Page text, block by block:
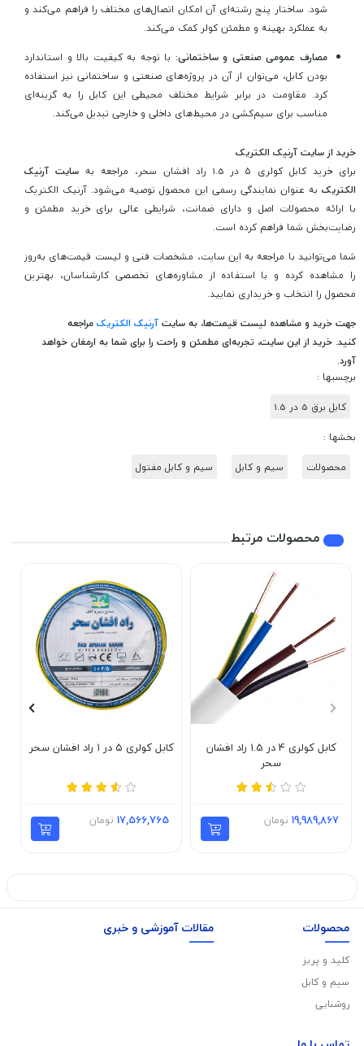
شود. ساختار پنج‌ رشته‌ای آن امکان اتصال‌های مختلف را فراهم می‌کند و
به عملکرد بهینه و مطمئن کولر کمک می‌کند.
مصارف عمومی صنعتی و ساختمانی: با توجه به کیفیت بالا و استاندارد
بودن کابل، می‌توان از آن در پروژه‌های صنعتی و ساختمانی نیز استفاده
کرد. مقاومت در برابر شرایط مختلف محیطی این کابل را به گزینه‌ای
مناسب برای سیم‌کشی در محیط‌های داخلی و خارجی تبدیل می‌کند.
خرید از سایت آرنیک الکتریک
برای خرید کابل کولری ۵ در 1.5 راد افشان سحر، مراجعه به
سایت آرنیک
الکتریک به عنوان نمایندگی رسمی این محصول توصیه می‌شود. آرنیک الکتریک
با ارائه محصولات اصل و دارای ضمانت، شرایطی عالی برای خرید مطمئن و
رضایت‌بخش شما فراهم کرده است.
شما می‌توانید با مراجعه به این سایت، مشخصات فنی و لیست قیمت‌های به‌روز
را مشاهده کرده و با استفاده از مشاوره‌های تخصصی کارشناسان، بهترین
محصول را انتخاب و خریداری نمایید.
جهت خرید و مشاهده لیست قیمت‌ها، به سایت آرنیک الکتریک مراجعه
کنید. خرید از این سایت، تجربه‌ای مطمئن و راحت را برای شما به ارمغان خواهد
آورد.
برچسبها :
کابل برق 5 در 1.5
بخشها :
محصولات
سیم و کابل سیم و کابل مفتول
محصولات مرتبط
کابل کولری 4 در 1.5 راد افشان
سحر
19,989,867 تومان
کابل کولری ۵ در ۱ راد افشان سحر
17,566,765 تومان
محصولات
کلید و پریز
سیم و کابل
روشنایی
مقالات آموزشی و خبری